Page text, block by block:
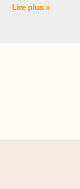
Lire plus »